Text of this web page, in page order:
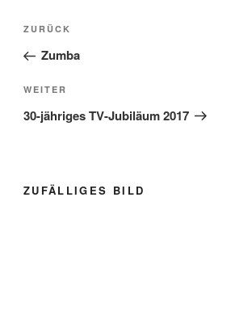
Beitragsnavigation
Vorheriger
Beitrag
ZURÜCK
Zumba
Nächster
Beitrag
WEITER
30-jähriges TV-Jubiläum 2017
ZUFÄLLIGES BILD